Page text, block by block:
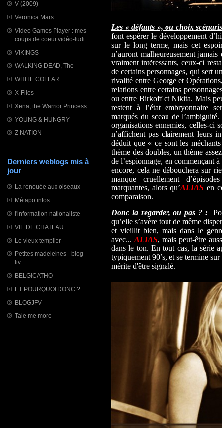
V (2009)
Veronica Mars
Video Games Player : mes
coups de coeur vidéo-ludi
VIKINGS
WALKING DEAD, The
WHITE COLLAR
X-Files
Xena, the Warrior Princess
YOUNG & HUNGRY
Z NATION
Derniers weblogs mis à
jour
La renouée aux oiseaux
Métapo infos
l'information nationaliste
VIE DE CHATEAU
Le vieux templier
Petites madeleines - blog
liv...
BELGICATHO
ET POURQUOI DONC ?
BLOGJFV
Tale me more
Les « défauts », ou choix
font espérer le développement
sur le long terme, mais cet
n’auront malheureusement
vraiment intéressants, ceux-ci
de certains personnages, qui sert
rivalité entre George et
relations entre certains
ou entre Birkoff et Nikita. Mais
restent à l’état embryonnaire
marqués du sceau de
organisations ennemies, celles-ci
n’affichent pas clairement leurs
déduit que « ce sont les
thème des doubles, un thème
de l’espionnage, en commençant
encore, cela ne débouchera sur
manque cruellement
marquantes, alors qu’ALIASen
comparaison.
Donc la regarder, ou pas ? :
qu’elle s’avère tout de même
et vieillit bien, mais dans le
avec...ALIAS, mais peut-être
dans le ton. En tout cas, la série
typiquement 90’s, et se termine
mérite d'être signalé.